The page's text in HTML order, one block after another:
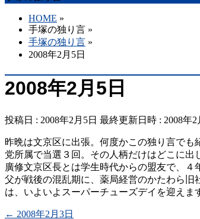
HOME »
手塚の独り言 »
手塚の独り言 »
2008年2月5日
2008年2月5日
投稿日 : 2008年2月5日 最終更新日時 : 2008年2
昨晩は文京区に出張。何度かこの独り言で
党所属で当選３回。その人柄だけはどこに
廣修文京区長とは学生時代からの盟友で、
父が戦後の混乱期に、薬局経営のかたわら
は、いよいよスーパーチューズデイを迎えま
← 2008年2月3日